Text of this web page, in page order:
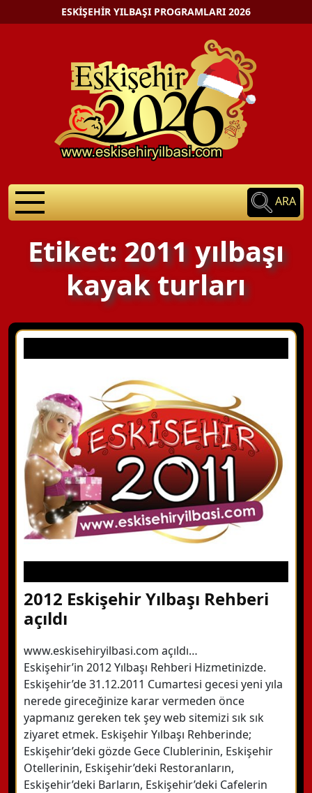
ESKIŞEHIR YILBAŞI PROGRAMLARI 2026
ARA
Etiket: 2011 yılbaşı
kayak turları
2012 Eskişehir Yılbaşı Rehberi
açıldı
www.eskisehiryilbasi.com açıldı…
Eskişehir’in 2012 Yılbaşı Rehberi Hizmetinizde.
Eskişehir’de 31.12.2011 Cumartesi gecesi yeni yıla
nerede gireceğinize karar vermeden önce
yapmanız gereken tek şey web sitemizi sık sık
ziyaret etmek. Eskişehir Yılbaşı Rehberinde;
Eskişehir’deki gözde Gece Clublerinin, Eskişehir
Otellerinin, Eskişehir’deki Restoranların,
Eskişehir’deki Barların, Eskişehir’deki Cafelerin